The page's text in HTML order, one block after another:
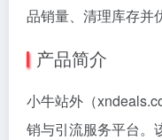
品销量、清理库存并
产品简介
小牛站外（
销与引流服务平台。